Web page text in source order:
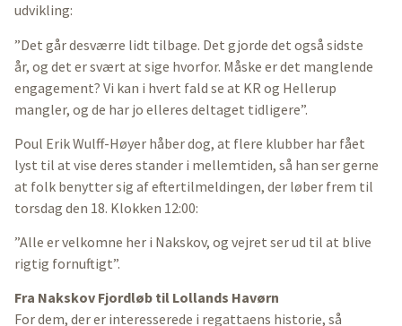
udvikling:
”Det går desværre lidt tilbage. Det gjorde det også sidste
år, og det er svært at sige hvorfor. Måske er det manglende
engagement? Vi kan i hvert fald se at KR og Hellerup
mangler, og de har jo elleres deltaget tidligere”.
Poul Erik Wulff-Høyer håber dog, at flere klubber har fået
lyst til at vise deres stander i mellemtiden, så han ser gerne
at folk benytter sig af eftertilmeldingen, der løber frem til
torsdag den 18. Klokken 12:00:
”Alle er velkomne her i Nakskov, og vejret ser ud til at blive
rigtig fornuftigt”.
Fra Nakskov Fjordløb til Lollands Havørn
For dem, der er interesserede i regattaens historie, så